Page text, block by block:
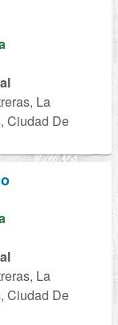
La
Ciudad De
La
Ciudad De